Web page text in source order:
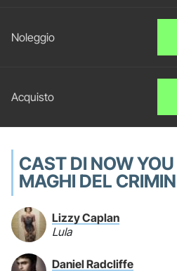
CAST DI NOW YOU
MAGHI DEL
Lizzy Caplan
Lula
Daniel Radcliffe